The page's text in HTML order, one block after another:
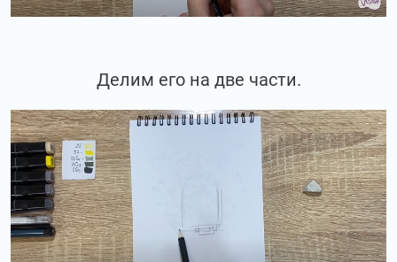
Делим его на две части.